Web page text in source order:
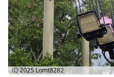
Ⓒ 2025 Lomt8282